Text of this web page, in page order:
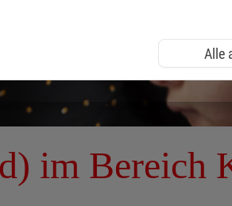
im Bereich
Alle